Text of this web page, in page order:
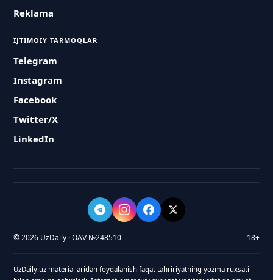
Reklama
IJTIMOIY TARMOQLAR
Telegram
Instagram
Facebook
Twitter/X
LinkedIn
© 2026 UzDaily · OAV №248510 18+
UzDaily.uz materiallaridan foydalanish faqat tahririyatning yozma ruxsati